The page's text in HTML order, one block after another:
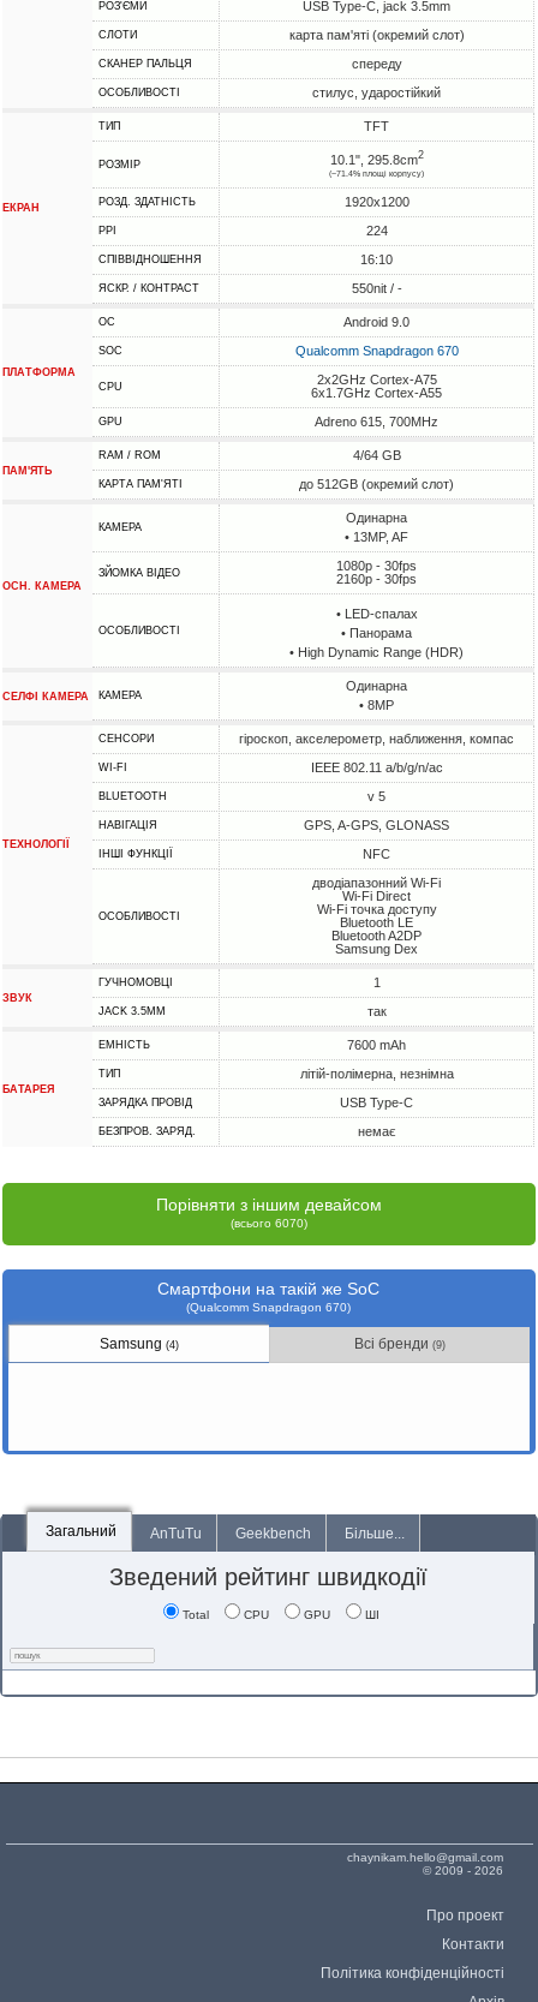
РОЗ'ЄМИ USB Type-C, jack 3.5mm
СЛОТИ карта пам'яті (окремий слот)
СКАНЕР ПАЛЬЦЯ спереду
ОСОБЛИВОСТІ стилус, ударостійкий
ЕКРАН
ТИП TFT
РОЗМІР 10.1", 295.8cm2
(~71.4% площі корпусу)
РОЗД. ЗДАТНІСТЬ 1920x1200
PPI 224
СПІВВІДНОШЕННЯ 16:10
ЯСКР. / КОНТРАСТ 550nit / -
ПЛАТФОРМА
ОС Android 9.0
SOC Qualcomm Snapdragon 670
CPU
2x2GHz Cortex-A75
6x1.7GHz Cortex-A55
GPU Adreno 615, 700MHz
ПАМ'ЯТЬ
RAM / ROM 4/64 GB
КАРТА ПАМ'ЯТІ до 512GB (окремий слот)
ОСН. КАМЕРА
КАМЕРА
Одинарна
• 13MP, AF
ЗЙОМКА ВІДЕО
1080p - 30fps
2160p - 30fps
ОСОБЛИВОСТІ
• LED-спалах
• Панорама
• High Dynamic Range (HDR)
СЕЛФІ КАМЕРА КАМЕРА
Одинарна
• 8MP
ТЕХНОЛОГІЇ
СЕНСОРИ гіроскоп, акселерометр, наближення, компас
WI-FI IEEE 802.11 a/b/g/n/ac
BLUETOOTH v 5
НАВІГАЦІЯ GPS, A-GPS, GLONASS
ІНШІ ФУНКЦІЇ NFC
ОСОБЛИВОСТІ
дводіапазонний Wi-Fi
Wi-Fi Direct
Wi-Fi точка доступу
Bluetooth LE
Bluetooth A2DP
Samsung Dex
ЗВУК
ГУЧНОМОВЦІ 1
JACK 3.5MM так
БАТАРЕЯ
ЕМНІСТЬ 7600 mAh
ТИП літій-полімерна, незнімна
ЗАРЯДКА ПРОВІД USB Type-C
БЕЗПРОВ. ЗАРЯД. немає
Порівняти з іншим девайсом
(всього 6070)
Смартфони на такій же SoC
(Qualcomm Snapdragon 670)
Samsung (4) Всі бренди (9)
Загальний AnTuTu Geekbench Більше...
Зведений рейтинг швидкодії
Total CPU GPU ШІ
chaynikam.hello@gmail.com
© 2009 - 2026
Про проект
Контакти
Політика конфіденційності